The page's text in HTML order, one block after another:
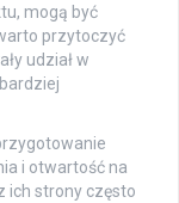
mogą być
przytoczyć
udział w
i otwartość na
ich strony często